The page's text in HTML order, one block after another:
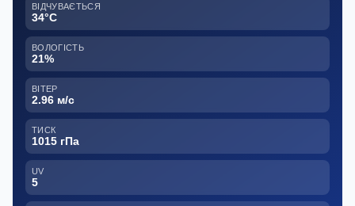
ВІДЧУВАЄТЬСЯ
34°C
ВОЛОГІСТЬ
21%
ВІТЕР
2.96 м/с
ТИСК
1015 гПа
UV
5